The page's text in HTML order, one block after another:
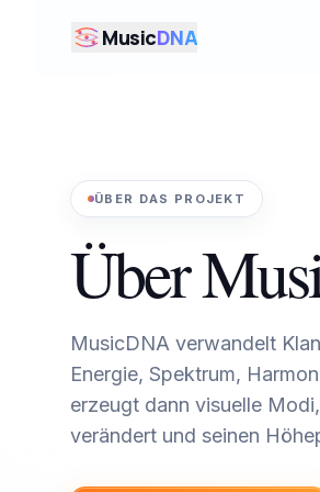
MusicDNA
ÜBER DAS PROJEKT
Über
MusicDNA verwandelt
Energie, Spektrum,
erzeugt dann visuelle
verändert und seinen